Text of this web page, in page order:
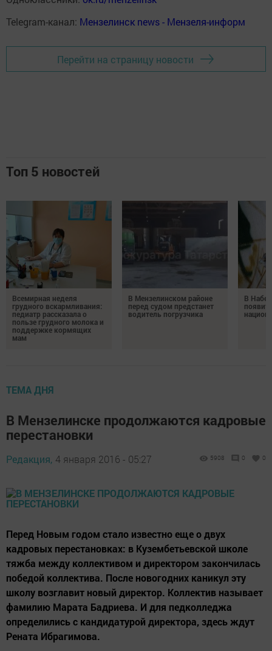
Telegram-канал: Мензелинск news - Мензеля-информ
Перейти на страницу новости
Топ 5 новостей
Всемирная неделя
грудного вскармливания:
педиатр рассказала о
пользе грудного молока и
поддержке кормящих
мам
В Мензелинском районе
перед судом предстанет
водитель погрузчика
В
ТЕМА ДНЯ
В Мензелинске продолжаются кадровые
перестановки
Редакция, 4 января 2016 - 05:27 5908 0 0
Перед Новым годом стало известно еще о двух
кадровых перестановках: в Кузембетьевской школе
тяжба между коллективом и директором закончилась
победой коллектива. После новогодних каникул эту
школу возглавит новый директор. Коллектив называет
фамилию Марата Бадриева. И для педколледжа
определились с кандидатурой директора, здесь ждут
Рената Ибрагимова.